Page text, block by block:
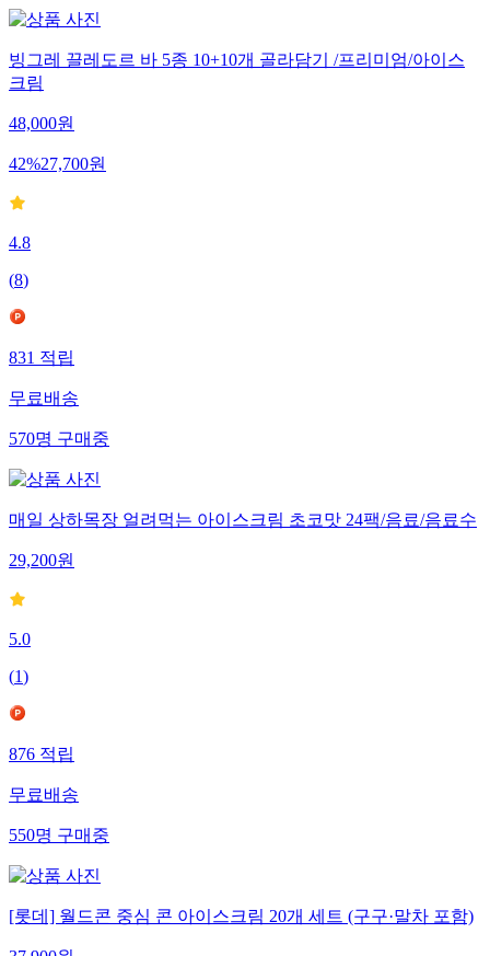
빙그레 끌레도르 바 5종 10+10개 골라담기 /프리미엄/아이스
크림
48,000원
42%27,700원
4.8
(8)
831적립
무료배송
570명구매중
매일 상하목장 얼려먹는 아이스크림 초코맛 24팩/음료/음료수
29,200원
5.0
(1)
876적립
무료배송
550명구매중
[롯데] 월드콘 중심 콘 아이스크림 20개 세트 (구구·말차 포함)